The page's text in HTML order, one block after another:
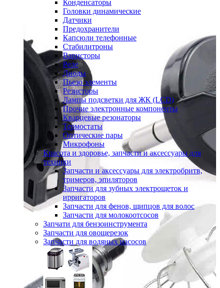
Конденсаторы
Головки динамические
Датчики
Предохранители
Капсюли телефонные
Стабилитроны
Варисторы
Реле
Диоды
Пьезо элементы
Резисторы
Лампы подсветки для ЖК (LCD)
Прочие электронные компоненты
Кварцевые резонаторы
Термостаты
Оптические пары
Микрофоны
Красота и здоровье, запчасти и аксессуары для
техники
Запчасти и аксессуары для электробритв,
тримеров, эпиляторов
Запчасти для зубных электрощеток и
ирригаторов
Запчасти для фенов, щипцов для волос
Запчасти для молокоотсосов
Запчати для бензоинструмента
Запчасти для овощерезок
Запчасти для водяных насосов